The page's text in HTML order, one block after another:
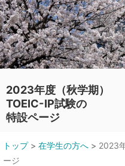
2023年度（秋学期）
TOEIC-IP試験の
特設ページ
トップ> 在学生の方へ > 2023
ージ